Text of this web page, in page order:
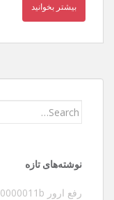
بیشتر بخوانید
Search
نوشته‌های تازه
رفع ارور ۰x0000011b هنگام اتصال به پرینتر در ویندوز